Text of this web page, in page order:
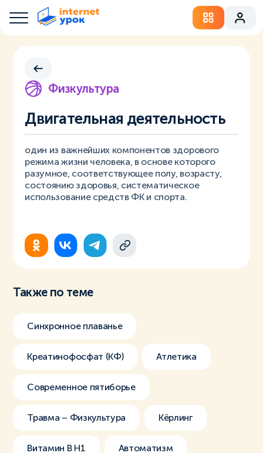
Физкультура
Двигательная деятельность
один из важнейших компонентов здорового
режима жизни человека, в основе которого
разумное, соответствующее полу, возрасту,
состоянию здоровья, систематическое
использование средств ФК и спорта.
Также по теме
Синхронное плаванье
Креатинофосфат (КФ) Атлетика
Современное пятиборье
Травма – Физкультура Кёрлинг
Витамин В H1 Автоматизм